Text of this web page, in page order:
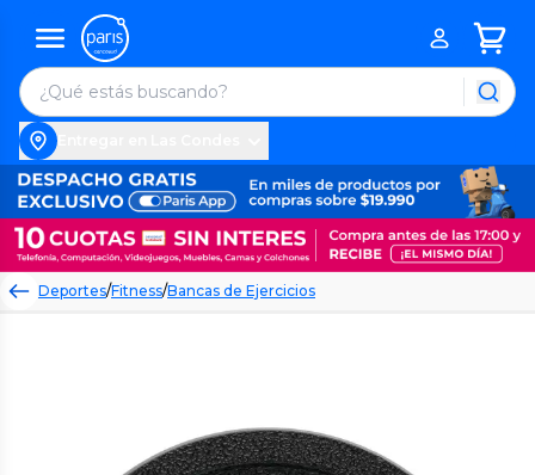
Deportes/Fitness/Bancas de Ejercicios